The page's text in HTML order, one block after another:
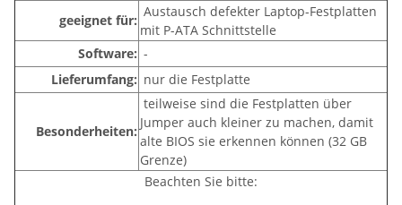
geeignet für:
Austausch defekter Laptop-Festplatten
mit P-ATA Schnittstelle
Software: -
Lieferumfang: nur die Festplatte
Besonderheiten:
teilweise sind die Festplatten über
Jumper auch kleiner zu machen, damit
alte BIOS sie erkennen können (32 GB
Grenze)
Beachten Sie bitte: